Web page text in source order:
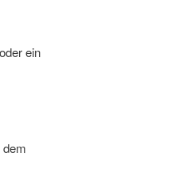
ein